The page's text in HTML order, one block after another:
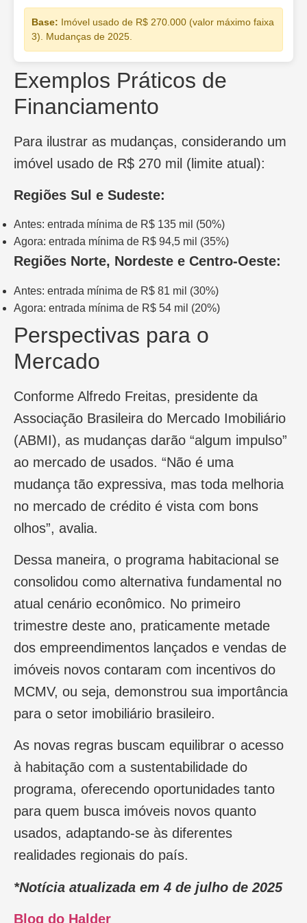
Base: Imóvel usado de R$ 270.000 (valor máximo faixa
3). Mudanças de 2025.
Exemplos Práticos de
Financiamento
Para ilustrar as mudanças, considerando um
imóvel usado de R$ 270 mil (limite atual):
Regiões Sul e Sudeste:
Antes: entrada mínima de R$ 135 mil (50%)
Agora: entrada mínima de R$ 94,5 mil (35%)
Regiões Norte, Nordeste e Centro-Oeste:
Antes: entrada mínima de R$ 81 mil (30%)
Agora: entrada mínima de R$ 54 mil (20%)
Perspectivas para o
Mercado
Conforme Alfredo Freitas, presidente da
Associação Brasileira do Mercado Imobiliário
(ABMI), as mudanças darão “algum impulso”
ao mercado de usados. “Não é uma
mudança tão expressiva, mas toda melhoria
no mercado de crédito é vista com bons
olhos”, avalia.
Dessa maneira, o programa habitacional se
consolidou como alternativa fundamental no
atual cenário econômico. No primeiro
trimestre deste ano, praticamente metade
dos empreendimentos lançados e vendas de
imóveis novos contaram com incentivos do
MCMV, ou seja, demonstrou sua importância
para o setor imobiliário brasileiro.
As novas regras buscam equilibrar o acesso
à habitação com a sustentabilidade do
programa, oferecendo oportunidades tanto
para quem busca imóveis novos quanto
usados, adaptando-se às diferentes
realidades regionais do país.
*Notícia atualizada em 4 de julho de 2025
Blog do Halder